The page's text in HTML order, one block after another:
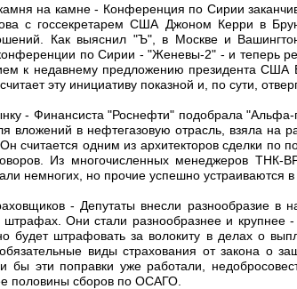
на камне - Конференция по Сирии
с госсекретарем США Джоном Керри в
Как выяснил "Ъ", в Москве и
по Сирии - "Женевы-2" - и теперь
к недавнему предложению президента США
эту инициативу показной и, по сути,
- Финансиста "Роснефти" подобрала "Альфа-
вложений в нефтегазовую отрасль, взяла на
считается одним из архитекторов сделки по
Из многочисленных менеджеров ТНК-
немногих, но прочие успешно устраиваются в
- Депутаты внесли разнообразие в
штрафах. Они стали разнообразнее и крупнее
будет штрафовать за волокиту в делах о
виды страхования от закона о
бы эти поправки уже работали,
половины сборов по ОСАГО.